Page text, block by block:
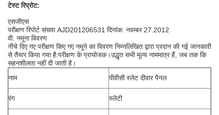
टेस्ट रिप्रोट:
एसजीएस
परीक्षण रिपोर्ट संख्या AJD201206531 दिनांक: नवम्बर 27.2012
वी. नमूना विवरण
नीचे दिए गए परीक्षण किए गए नमूने का विवरण निम्नलिखित द्वारा प्रदान की गई जानकारी
से तैयार किया गया है:परीक्षण के प्रायोजक।उद्धृत सभी मूल्य नाममात्र हैं, जब तक कि
सहनशीलता नहीं दी जाती है।
नाम
पीवीसी स्लेट दीवार पैनल
रंग स्लेटी